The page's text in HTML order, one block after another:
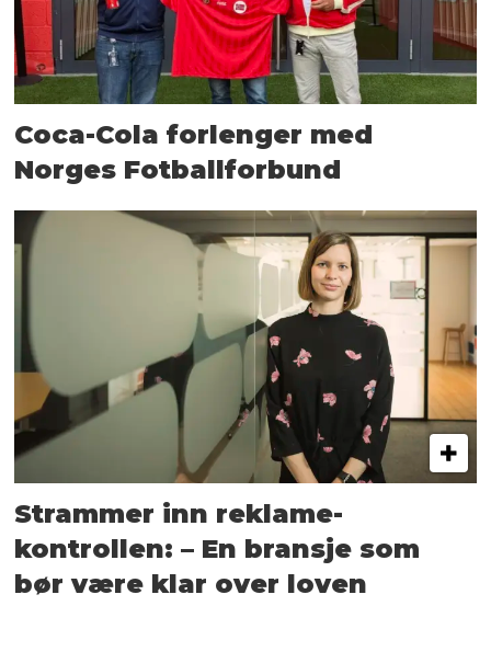
Coca-Cola forlenger med
Norges Fotballforbund
Strammer inn reklame-
kontrollen: – En bransje som
bør være klar over loven